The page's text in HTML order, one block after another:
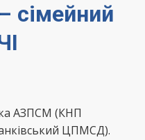
сімейний
АЗПСМ (КНП
ЦПМСД).